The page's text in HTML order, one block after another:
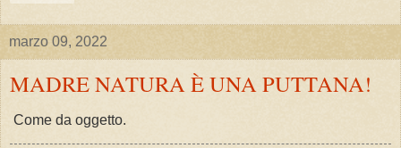
marzo 09, 2022
MADRE NATURA È UNA PUTTANA!
Come da oggetto.